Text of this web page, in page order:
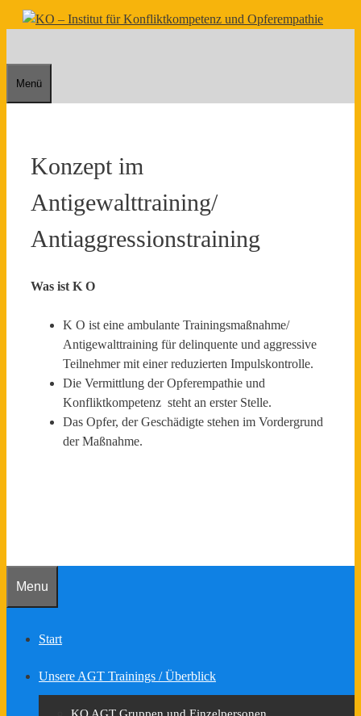
Zum
Menü
Konzept im
Antigewalttraining/
Antiaggressionstraining
Was ist K O
K O ist eine ambulante Trainingsmaßnahme/
Antigewalttraining für delinquente und aggressive
Teilnehmer mit einer reduzierten Impulskontrolle.
Die Vermittlung der Opferempathie und
Konfliktkompetenz steht an erster Stelle.
Das Opfer, der Geschädigte stehen im Vordergrund
der Maßnahme.
Menu
Start
Unsere AGT Trainings / Überblick
KO AGT Gruppen und Einzelpersonen